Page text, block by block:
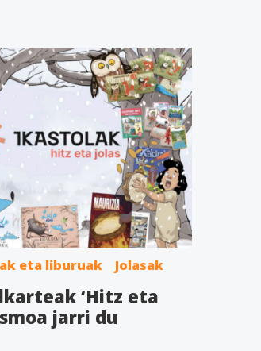
eta liburuak Jolasak
‘Hitz eta
jarri du